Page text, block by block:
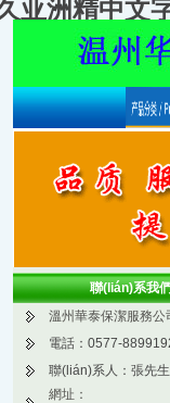
亚洲精中文
聯(lián)系我們
溫州華泰保潔服務公
電話：0577-
聯(lián)系人：張先生
網址：